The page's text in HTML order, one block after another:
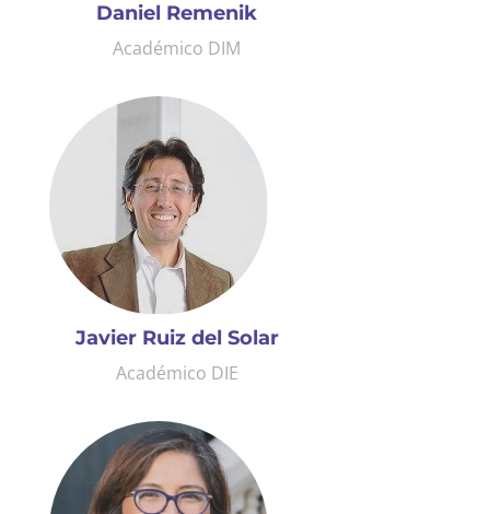
Daniel Remenik
Académico DIM
Javier Ruiz del Solar
Académico DIE